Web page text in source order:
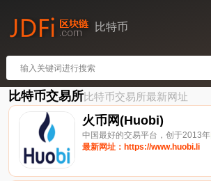
比特币
比特币交易所比特币交易所最新网址
火币网(Huobi)
中国最好的交易平台，创于2013年
最新网址：https://www.huobi.li